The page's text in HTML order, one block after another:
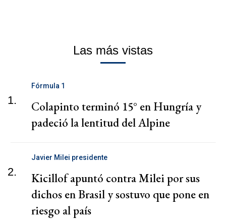
Las más vistas
1.
Fórmula 1
Colapinto terminó 15° en Hungría y
padeció la lentitud del Alpine
2.
Javier Milei presidente
Kicillof apuntó contra Milei por sus
dichos en Brasil y sostuvo que pone en
riesgo al país